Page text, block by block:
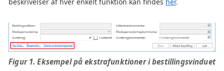
Figur 1. Eksempel på ekstrafunktioner i bestillingsvinduet